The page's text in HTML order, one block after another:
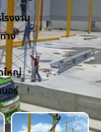
รงงาน
าง
ใหญ่
อร์